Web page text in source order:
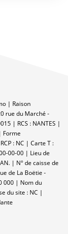
| Raison
rue du Marché -
| RCS : NANTES |
Forme
: NC | Carte T :
00-00 | Lieu de
| N° de caisse de
de La Boëtie -
000 | Nom du
du site : NC |